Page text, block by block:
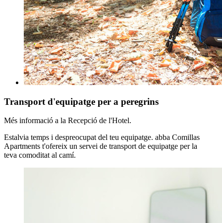
Transport d'equipatge per a peregrins
Més informació a la Recepció de l'Hotel.
Estalvia temps i despreocupat del teu equipatge. abba Comillas
Apartments t'ofereix un servei de transport de equipatge per la
teva comoditat al camí.